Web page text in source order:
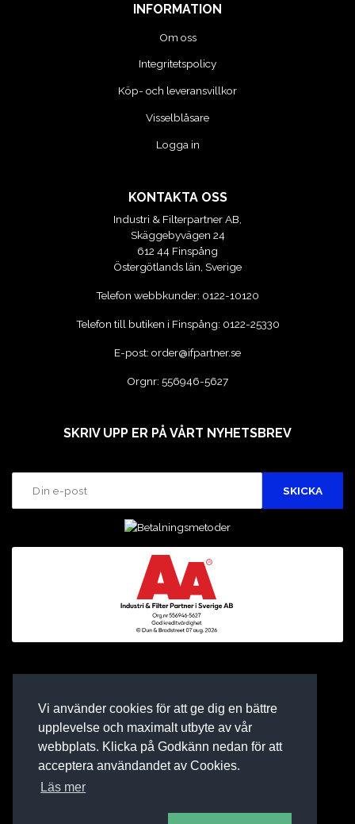
Vi använder cookies för att ge dig en bättre
upplevelse och maximalt utbyte av vår
webbplats. Klicka på Godkänn nedan för att
acceptera användandet av Cookies.
Läs mer
STEGAR, STÖD OCH PLATTFORMAR
VERKSTADSUTRUSTNING
VÄSKOR OCH BOXAR
INFORMATION
Om oss
Integritetspolicy
Köp- och leveransvillkor
Visselblåsare
Logga in
KONTAKTA OSS
Industri & Filterpartner AB,
Skäggebyvägen 24
612 44 Finspång
Östergötlands län, Sverige
Telefon webbkunder: 0122-10120
Telefon till butiken i Finspång: 0122-25330
E-post: order@ifpartner.se
Orgnr: 556946-5627
SKRIV UPP ER PÅ VÅRT NYHETSBREV